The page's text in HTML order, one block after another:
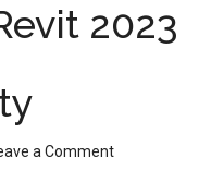
2023
a Comment